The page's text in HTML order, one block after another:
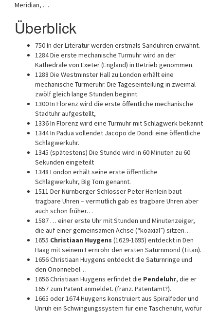
Meridian, …
Überblick
750 In der Literatur werden erstmals Sanduhren erwähnt.
1284 Die erste mechanische Turmuhr wird an der
Kathedrale von Exeter (England) in Betrieb genommen.
1288 Die Westminster Hall zu London erhält eine
mechanische Türmeruhr. Die Tageseinteilung in zweimal
zwölf gleich lange Stunden beginnt.
1300 In Florenz wird die erste öffentliche mechanische
Stadtuhr aufgestellt,
1336 In Florenz wird eine Turmuhr mit Schlagwerk bekannt
1344 In Padua vollendet Jacopo de Dondi eine öffentliche
Schlagwerkuhr.
1345 (spätestens) Die Stunde wird in 60 Minuten zu 60
Sekunden eingeteilt
1348 London erhält seine erste öffentliche
Schlagwerkuhr, Big Tom genannt.
1511 Der Nürnberger Schlosser Peter Henlein baut
tragbare Uhren – vermutlich gab es tragbare Uhren aber
auch schon früher…
1587 … einer erste Uhr mit Stunden und Minutenzeiger,
die auf einer gemeinsamen Achse (“koaxial”) sitzen…
1655 Christiaan Huygens (1629-1695) entdeckt in Den
Haag mit seinem Fernrohr den ersten Saturnmond (Titan).
1656 Christiaan Huygens entdeckt die Saturnringe und
den Orionnebel…
1656 Christiaan Huygens erfindet die Pendeluhr, die er
1657 zum Patent anmeldet. (franz. Patentamt?).
1665 oder 1674 Huygens konstruiert aus Spiralfeder und
Unruh ein Schwingungssystem für eine Taschenuhr, wofür